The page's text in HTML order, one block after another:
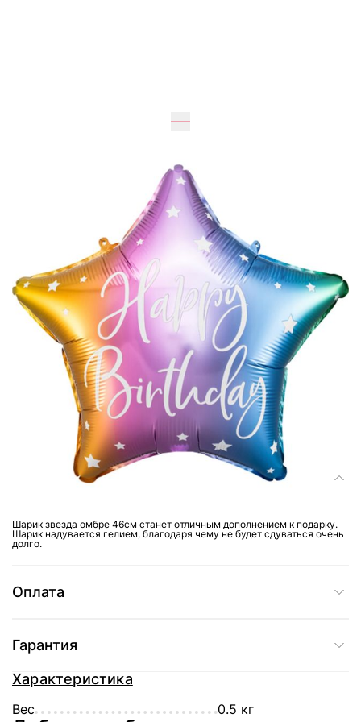
195 грн
Добавить в корзину
Купить в один клик
Доставка
Шарик звезда омбре 46см станет отличным дополнением к подарку.
Шарик надувается гелием, благодаря чему не будет сдуваться очень
долго.
Оплата
Гарантия
Характеристика
Вес 0.5 кг